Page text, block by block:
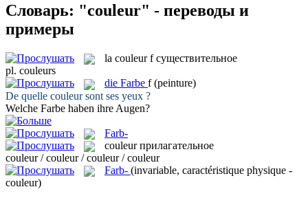
Словарь: "couleur" - переводы и
примеры
la couleur f существительное
pl. couleurs
die Farbe f (peinture)
De quelle couleursont ses yeux ?
Welche Farbe haben ihre Augen?
Farb-
couleur прилагательное
couleur / couleur / couleur / couleur
Farb- (invariable, caractéristique physique -
couleur)